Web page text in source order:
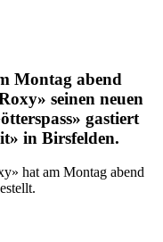
Montag abend
seinen neuen
gastiert
in Birsfelden.
hat am Montag abend